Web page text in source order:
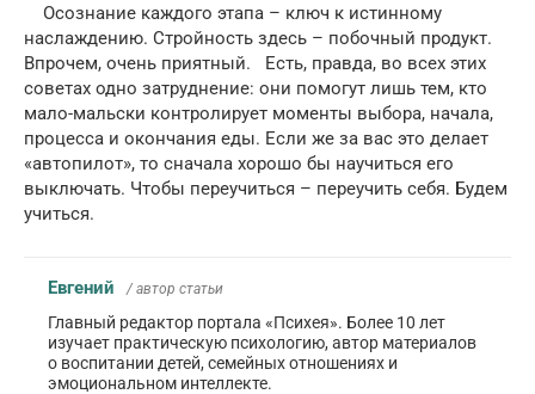
Осознание каждого этапа – ключ к истинному
наслаждению. Стройность здесь – побочный продукт.
Впрочем, очень приятный. Есть, правда, во всех этих
советах одно затруднение: они помогут лишь тем, кто
мало-мальски контролирует моменты выбора, начала,
процесса и окончания еды. Если же за вас это делает
«автопилот», то сначала хорошо бы научиться его
выключать. Чтобы переучиться – переучить себя. Будем
учиться.
Евгений / автор статьи
Главный редактор портала «Психея». Более 10 лет
изучает практическую психологию, автор материалов
о воспитании детей, семейных отношениях и
эмоциональном интеллекте.